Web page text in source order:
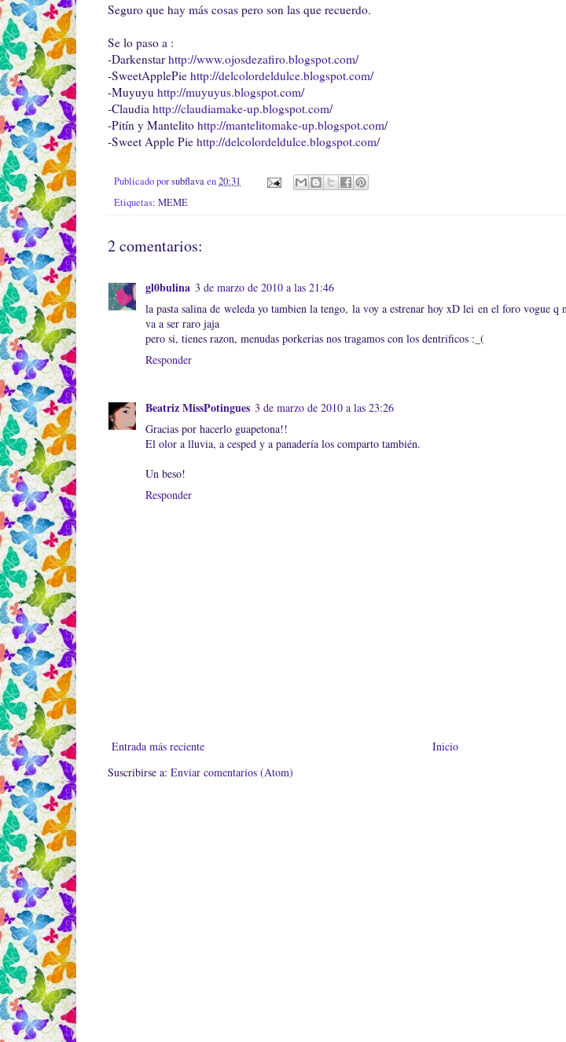
Seguro que hay más cosas pero son las que recuerdo.
Se lo paso a :
-Darkenstar http://www.ojosdezafiro.blogspot.com/
-SweetApplePie http://delcolordeldulce.blogspot.com/
-Muyuyu http://muyuyus.blogspot.com/
-Claudia http://claudiamake-up.blogspot.com/
-Pitín y Mantelito http://mantelitomake-up.blogspot.com/
-Sweet Apple Pie http://delcolordeldulce.blogspot.com/
Publicado porsubflavaen20:31
Etiquetas: MEME
2 comentarios:
gl0bulina 3 de marzo de 2010 a las 21:46
la pasta salina de weleda yo tambien la tengo, la voy a estrenar hoy xD lei en el foro vogue q
va a ser raro jaja
pero si, tienes razon, menudas porkerias nos tragamos con los dentrificos :_(
Responder
Beatriz MissPotingues 3 de marzo de 2010 a las 23:26
Gracias por hacerlo guapetona!!
El olor a lluvia, a cesped y a panadería los comparto también.
Un beso!
Responder
Entrada más reciente
Inicio
Suscribirse a: Enviar comentarios (Atom)